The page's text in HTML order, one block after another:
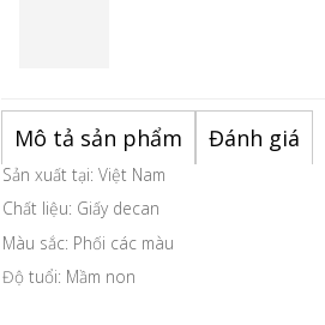
Mô tả sản phẩm Đánh giá
Sản xuất tại: Việt Nam
Chất liệu: Giấy decan
Màu sắc: Phối các màu
Độ tuổi: Mầm non